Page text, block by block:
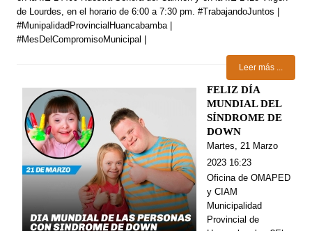
de Lourdes, en el horario de 6:00 a 7:30 pm. #TrabajandoJuntos |
#MunipalidadProvincialHuancabamba |
#MesDelCompromisoMunicipal |
Leer más ...
FELIZ DÍA
MUNDIAL DEL
SÍNDROME DE
DOWN
Martes, 21 Marzo
2023 16:23
Oficina de OMAPED
y CIAM
Municipalidad
Provincial de